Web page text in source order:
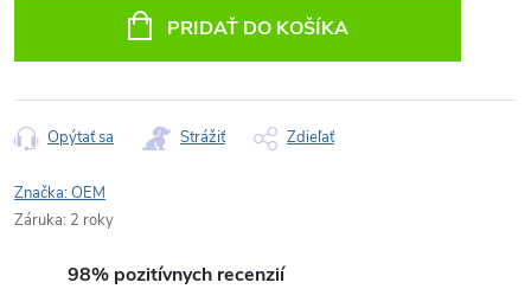
PRIDAŤ DO KOŠÍKA
Opýtať sa Strážiť Zdieľať
Značka:OEM
Záruka: 2 roky
98% pozitívnych recenzií